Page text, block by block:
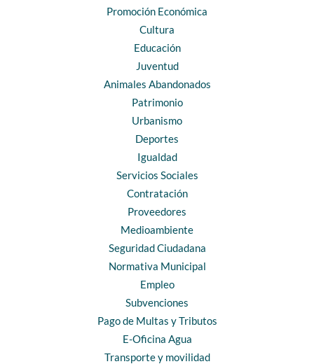
Promoción Económica
Cultura
Educación
Juventud
Animales Abandonados
Patrimonio
Urbanismo
Deportes
Igualdad
Servicios Sociales
Contratación
Proveedores
Medioambiente
Seguridad Ciudadana
Normativa Municipal
Empleo
Subvenciones
Pago de Multas y Tributos
E-Oficina Agua
Transporte y movilidad